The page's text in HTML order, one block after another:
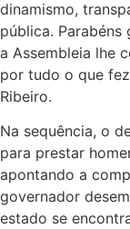
dinamismo,
pública. Parabéns
a Assembleia lhe
por tudo o que
Ribeiro.
Na sequência, o
para prestar
apontando a
governador
estado se